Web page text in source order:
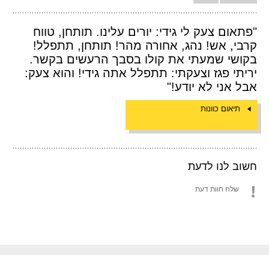
"פתאום צעק לי גידי: יורים עלינו. תותחן, טווח
קרבי, אש! נהג, אחורה מהר! תותחן, תתפלל!
בקושי שמעתי את קולו בסבך הרעשים בקשר.
יריתי פגז וצעקתי: תתפלל אתה גידי! והוא צעק:
אבל אני לא יודע!"
תיאום כוונות
חשוב לנו לדעת
שלח חוות דעת